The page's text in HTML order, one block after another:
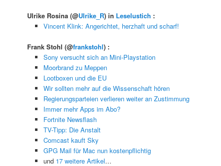
Ulrike Rosina(@Ulrike_R) in Leselustich :
Vincent Klink: Angerichtet, herzhaft und scharf!
Frank Stohl(@frankstohl) :
Sony versucht sich an Mini-Playstation
Moorbrand zu Meppen
Lootboxen und die EU
Wir sollten mehr auf die Wissenschaft hören
Regierungsparteien verlieren weiter an Zustimmung
Immer mehr Apps im Abo?
Fortnite Newsflash
TV-Tipp: Die Anstalt
Comcast kauft Sky
GPG Mail für Mac nun kostenpflichtig
und 17 weitere Artikel…